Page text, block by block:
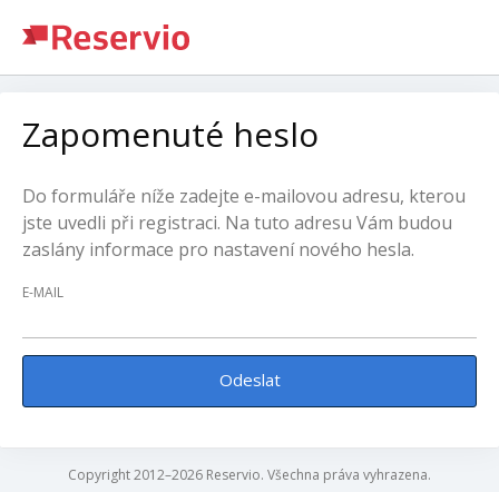
Zapomenuté heslo
Do formuláře níže zadejte e-mailovou adresu, kterou
jste uvedli při registraci. Na tuto adresu Vám budou
zaslány informace pro nastavení nového hesla.
E-MAIL
Odeslat
Copyright 2012–2026 Reservio. Všechna práva vyhrazena.